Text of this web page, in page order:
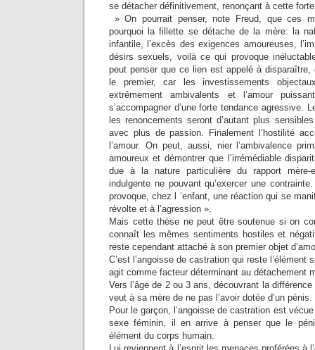
se détacher définitivement, renonçant à cette
» On pourrait penser, note Freud, que ces
pourquoi la fillette se détache de la mère: la
infantile, l’excès des exigences amoureuses,
désirs sexuels, voilà ce qui provoque
peut penser que ce lien est appelé à disparaître,
le premier, car les investissements
extrêmement ambivalents et l’amour
s’accompagner d’une forte tendance agressive.
les renoncements seront d’autant plus
avec plus de passion. Finalement l’hostilité
l’amour. On peut, aussi, nier l’ambivalence
amoureux et démontrer que l’irrémédiable
due à la nature particulière du rapport mère-
indulgente ne pouvant qu’exercer une
provoque, chez l ‘enfant, une réaction qui se
révolte et à l’agression ».
Mais cette thèse ne peut être soutenue si on
connaît les mêmes sentiments hostiles et
reste cependant attaché à son premier objet
C’est l’angoisse de castration qui reste
agit comme facteur déterminant au détachement
Vers l’âge de 2 ou 3 ans, découvrant la
veut à sa mère de ne pas l’avoir dotée d’un pénis.
Pour le garçon, l’angoisse de castration est
sexe féminin, il en arrive à penser que le
élément du corps humain.